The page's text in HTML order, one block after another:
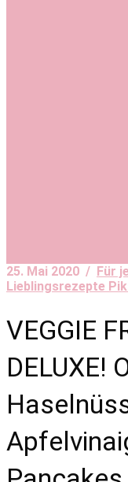
25. Mai 2020 / Für
Lieblingsrezepte
VEGGIE
DELUXE!